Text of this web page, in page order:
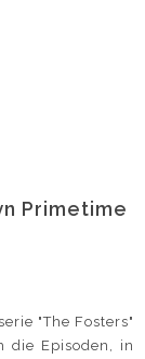
Primetime
"The Fosters"
die Episoden, in